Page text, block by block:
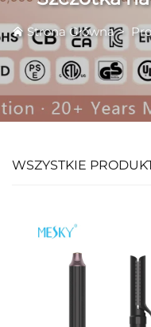
Strona Główna>
WSZYSTKIE